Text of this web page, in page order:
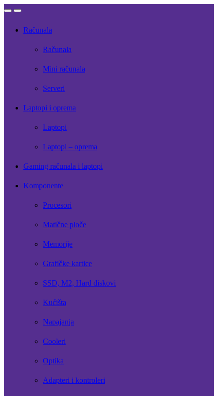
OpenClose
Računala
Računala
Mini računala
Serveri
Laptopi i oprema
Laptopi
Laptopi – oprema
Gaming računala i laptopi
Komponente
Procesori
Matične ploče
Memorije
Grafičke kartice
SSD, M2, Hard diskovi
Kućišta
Napajanja
Cooleri
Optika
Adapteri i kontroleri